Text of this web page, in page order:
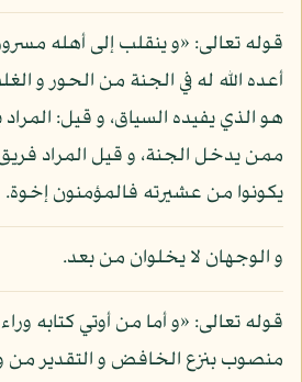
قوله تعالى: «و ينقلب إلى أهله
أعده الله له في الجنة من الحور و
هو الذي يفيده السياق، و قيل:
ممن يدخل الجنة، و قيل المراد
يكونوا من عشيرته فالمؤمنون إخوة.
و الوجهان لا يخلوان من بعد.
قوله تعالى: «و أما من أوتي كتابه
منصوب بنزع الخافض و التقدير من